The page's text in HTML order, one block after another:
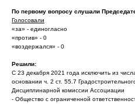
По первому вопросу слушали
Голосовали
«за» - единогласно
«против» - 0
«воздержался» - 0
Решили:
С 23 декабря 2021 года исключить из
основании ч. 2 ст. 55.7
Дисциплинарной комиссии Ассоциации
- Общество с ограниченной